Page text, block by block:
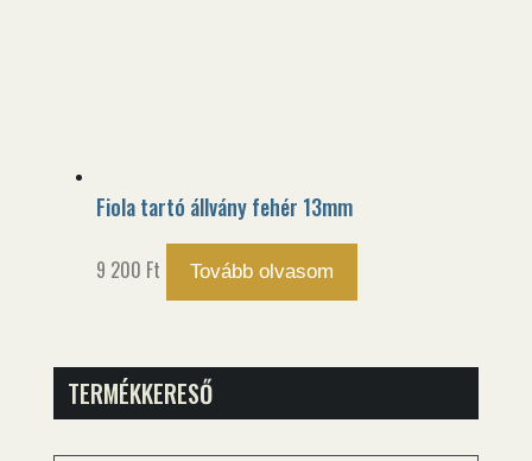
Fiola tartó állvány fehér 13mm
9 200 Ft Tovább olvasom
TERMÉKKERESŐ